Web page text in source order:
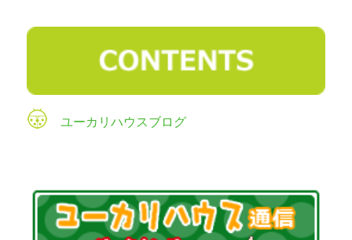
ユーカリハウスブログ